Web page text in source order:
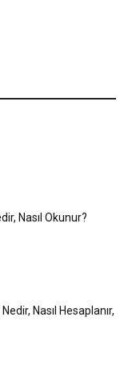
Nasıl Okunur?
Nasıl Hesaplanır,